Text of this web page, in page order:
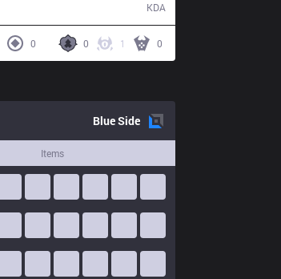
KDA
0 1 0
0
BlueSide
Items